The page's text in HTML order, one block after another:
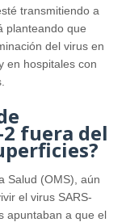
transmitiendo a
planteando que
del virus en
en hospitales con
2 fuera del
Salud (OMS), aún
el virus SARS-
apuntaban a que el